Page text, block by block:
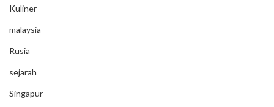
Kuliner
malaysia
Rusia
sejarah
Singapur